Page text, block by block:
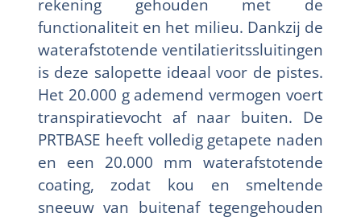
rekening gehouden met de
functionaliteit en het milieu. Dankzij de
waterafstotende ventilatieritssluitingen
is deze salopette ideaal voor de pistes.
Het 20.000 g ademend vermogen voert
transpiratievocht af naar buiten. De
PRTBASE heeft volledig getapete naden
en een 20.000 mm waterafstotende
coating, zodat kou en smeltende
sneeuw van buitenaf tegengehouden